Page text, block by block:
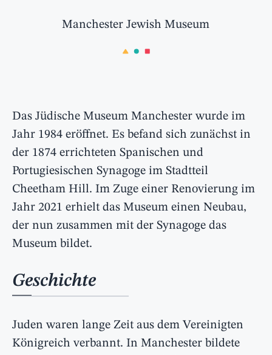
Manchester Jewish Museum
Das Jüdische Museum Manchester wurde im
Jahr 1984 eröffnet. Es befand sich zunächst in
der 1874 errichteten Spanischen und
Portugiesischen Synagoge im Stadtteil
Cheetham Hill. Im Zuge einer Renovierung im
Jahr 2021 erhielt das Museum einen Neubau,
der nun zusammen mit der Synagoge das
Museum bildet.
Geschichte
Juden waren lange Zeit aus dem Vereinigten
Königreich verbannt. In Manchester bildete